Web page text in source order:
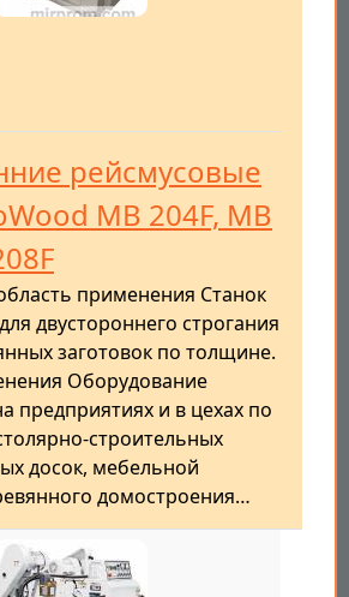
рейсмусовые
MB 204F, MB
применения Станок
двустороннего строгания
заготовок по толщине.
Оборудование
предприятиях и в цехах по
строительных
досок, мебельной
домостроения…